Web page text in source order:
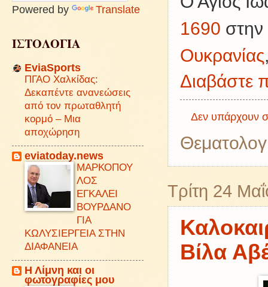
1690
Ουκρανίας
Διαβάστε
Δεν υπάρχουν
Τρίτη 24
Βίλα
Powered by Translate
ΙΣΤΟΛΟΓΙΑ
EviaSports
ΠΓΑΟ Χαλκίδας:
Δεκαπέντε ανανεώσεις
από τον πρωταθλητή
κορμό – Μια
αποχώρηση
eviatoday.news
ΜΑΡΚΟΠΟΥ
ΛΟΣ
ΕΓΚΑΛΕΙ
ΒΟΥΡΔΑΝΟ
ΓΙΑ
ΚΩΛΥΣΙΕΡΓΕΙΑ ΣΤΗΝ
ΔΙΑΦΑΝΕΙΑ
Η Λίμνη και οι
φωτογραφίες μου